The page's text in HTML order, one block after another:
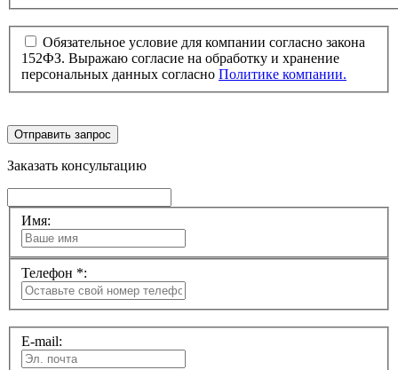
Обязательное условие для компании согласно закона
152ФЗ. Выражаю согласие на обработку и хранение
персональных данных согласно Политике компании.
Отправить запрос
Заказать консультацию
Имя:
Телефон *:
E-mail: